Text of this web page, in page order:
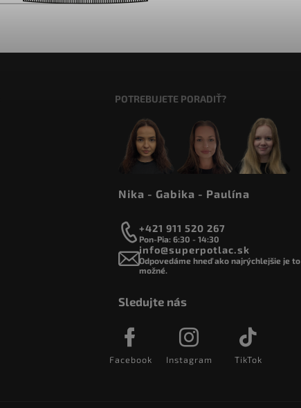
POTREBUJETE PORADIŤ?
Nika - Gabika - Paulína
+421 911 520 267
Pon-Pia: 6:30 - 14:30
info@superpotlac.sk
Odpovedáme hneď ako najrýchlejšie je to
možné.
Sledujte nás
Facebook Instagram TikTok